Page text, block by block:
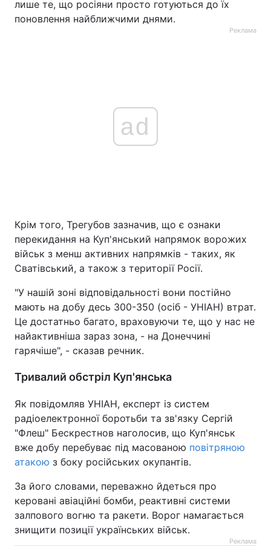
лише те, що росіяни просто готуються до їх
поновлення найближчими днями.
Реклама
ad
Крім того, Трегубов зазначив, що є ознаки
перекидання на Куп'янський напрямок ворожих
військ з менш активних напрямків - таких, як
Сватівський, а також з території Росії.
"У нашій зоні відповідальності вони постійно
мають на добу десь 300-350 (осіб - УНІАН) втрат.
Це достатньо багато, враховуючи те, що у нас не
найактивніша зараз зона, - на Донеччині
гарячіше", - сказав речник.
Тривалий обстріл Куп'янська
Як повідомляв УНІАН, експерт із систем
радіоелектронної боротьби та зв'язку Сергій
"Флеш" Бескрестнов наголосив, що Куп'янськ
вже добу перебуває під масованою повітряною
атакою з боку російських окупантів.
За його словами, переважно йдеться про
керовані авіаційні бомби, реактивні системи
залпового вогню та ракети. Ворог намагається
знищити позиції українських військ.
Реклама